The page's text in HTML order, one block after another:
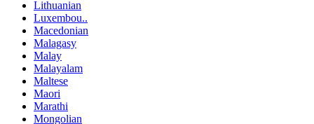
Lithuanian
Luxembou..
Macedonian
Malagasy
Malay
Malayalam
Maltese
Maori
Marathi
Mongolian